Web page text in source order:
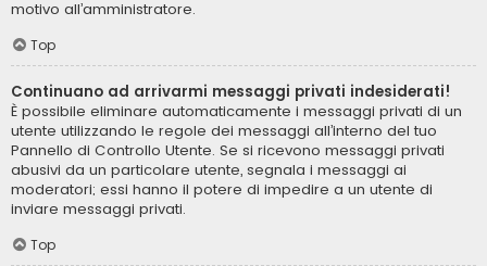
motivo all’amministratore.
Top
Continuano ad arrivarmi messaggi privati indesiderati!
È possibile eliminare automaticamente i messaggi privati ​​di un
utente utilizzando le regole dei messaggi all’interno del tuo
Pannello di Controllo Utente. Se si ricevono messaggi privati ​​
abusivi da un particolare utente, segnala i messaggi ai
moderatori; essi hanno il potere di impedire a un utente di
inviare messaggi privati​​.
Top